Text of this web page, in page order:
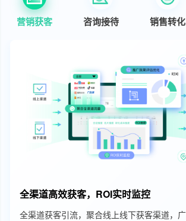
营销获客 咨询接待 销售转化
全渠道高效获客，ROI实时监控
全渠道获客引流，聚合线上线下获客渠道，